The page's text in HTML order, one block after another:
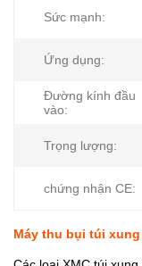
Sức mạnh:
Ứng dụng:
Đường kính đầu
vào:
Trọng lượng:
chứng nhận CE:
Máy thu bụi túi